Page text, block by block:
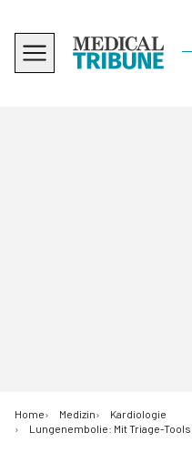
Home Medizin
Kardiologie
Lungenembolie: Mit Triage-